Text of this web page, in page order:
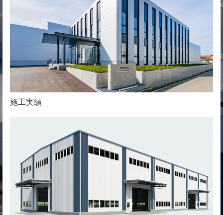
施工実績